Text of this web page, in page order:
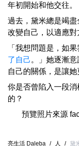
年初開始和他交往。
過去，黛米總是竭
改變自己，以適應
「我想問題是，如
了自己 。」她逐漸
自己的關係，是讓她
你是否曾陷入一段
的？
預覽照片來源
亮生活 Daleba / 人 / 黛